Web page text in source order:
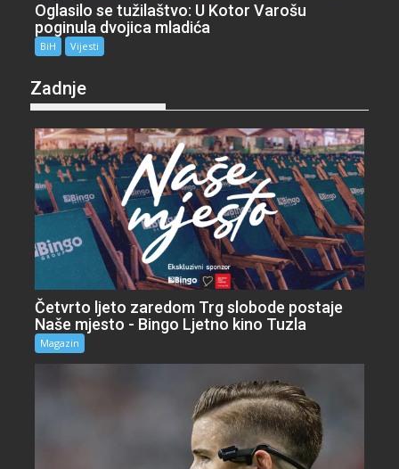
Oglasilo se tužilaštvo: U Kotor Varošu
poginula dvojica mladića
BiH Vijesti
Zadnje
Četvrto ljeto zaredom Trg slobode postaje
Naše mjesto - Bingo Ljetno kino Tuzla
Magazin